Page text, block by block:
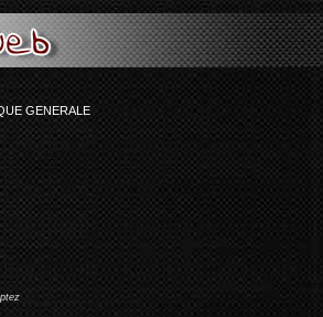
generale""
GENERALE